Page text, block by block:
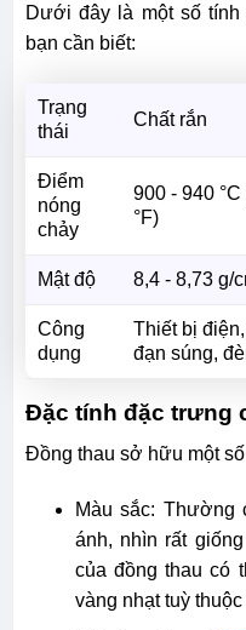
Dưới đây là một số
bạn cần biết:
Trạng
thái
Chất rắn
Điểm
nóng
chảy
900 - 940
°F)
Mật độ 8,4 - 8,73 g/
Công
dụng
Thiết bị
đạn súng,
Đặc tính đặc trưng
Đồng thau sở hữu một
Màu sắc: Thường
ánh, nhìn rất
của đồng thau có
vàng nhạt tuỳ